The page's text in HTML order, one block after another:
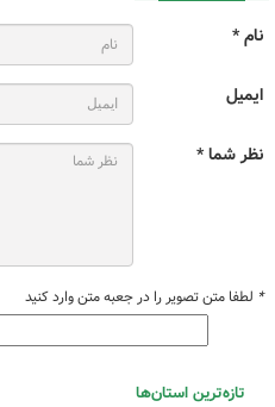
نام *
ایمیل
نظر شما *
* لطفا متن تصویر را در جعبه متن وارد کنید
تازه‌ترین استان‌ها